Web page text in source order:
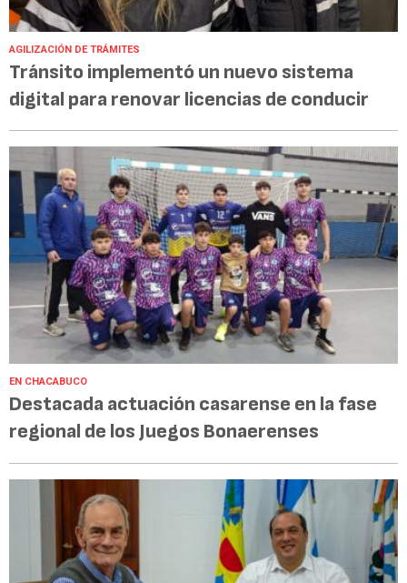
AGILIZACIÓN DE TRÁMITES
Tránsito implementó un nuevo sistema
digital para renovar licencias de conducir
EN CHACABUCO
Destacada actuación casarense en la fase
regional de los Juegos Bonaerenses